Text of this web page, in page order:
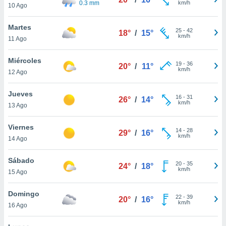
y
más
nuestra
y
de
disponible
cookies
10 Ago
0.3 mm
km/h
Martes
11 Ago
18° / 15° 25- 42
km/h
Miércoles
12 Ago
20° / 11° 19- 36
km/h
Jueves
13 Ago
26° / 14° 16- 31
km/h
Viernes
14 Ago
29° / 16° 14- 28
km/h
Sábado
15 Ago
24° / 18° 20- 35
km/h
Domingo
16 Ago
20° / 16° 22- 39
km/h